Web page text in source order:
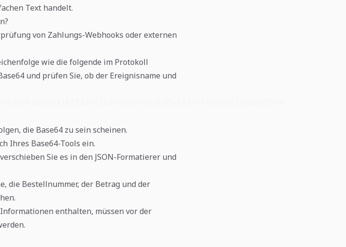
Text handelt.
von Zahlungs-Webhooks oder externen
wie die folgende im Protokoll
und prüfen Sie, ob der Ereignisname und
die Base64 zu sein scheinen.
Ihres Base64-Tools ein.
Sie es in den JSON-Formatierer und
die Bestellnummer, der Betrag und der
enthalten, müssen vor der